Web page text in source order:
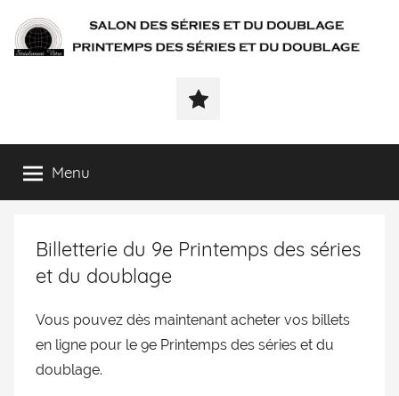
SÉRIALEMENT-
séries
et
doublage
séries
Menu
Billetterie du 9e Printemps des séries
et du doublage
Vous pouvez dès maintenant acheter vos billets
en ligne pour le 9e Printemps des séries et du
doublage.